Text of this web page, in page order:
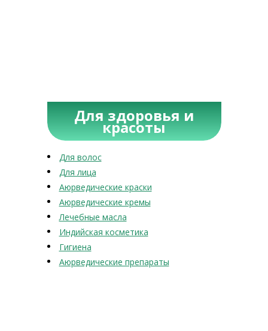
Для здоровья и
красоты
Для волос
Для лица
Аюрведические краски
Аюрведические кремы
Лечебные масла
Индийская косметика
Гигиена
Аюрведические препараты